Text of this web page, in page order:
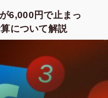
6,000円で止まっ
について解説